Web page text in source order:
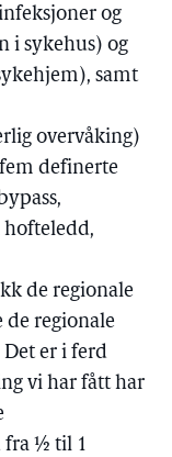
og
i sykehus) og
samt
overvåking)
definerte
hofteledd,
de regionale
de regionale
er i ferd
vi har fått har
fra ½ til 1